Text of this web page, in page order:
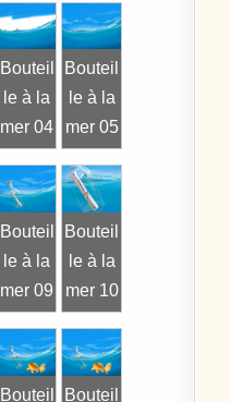
Bouteil
le à la
mer 04
Bouteil
le à la
mer 05
Bouteil
le à la
mer 09
Bouteil
le à la
mer 10
Bouteil
Bouteil